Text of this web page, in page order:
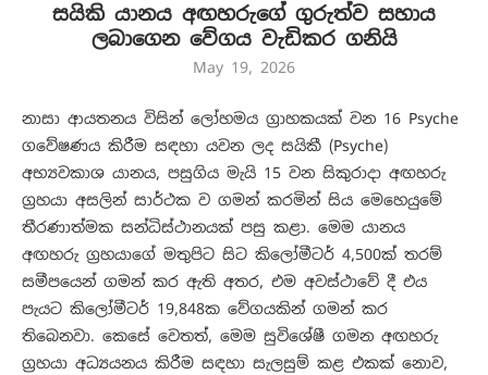
සයිකි යානය අඟහරුගේ ගුරුත්ව සහාය
ලබාගෙන වේගය වැඩිකර ගනියි
May 19, 2026
නාසා ආයතනය විසින් ලෝහමය ග්‍රාහකයක් වන 16 Psyche
ගවේෂණය කිරීම සඳහා යවන ලද සයිකී (Psyche)
අභ්‍යවකාශ යානය, පසුගිය මැයි 15 වන සිකුරාදා අඟහරු
ග්‍රහයා අසලින් සාර්ථක ව ගමන් කරමින් සිය මෙහෙයුමේ
තීරණාත්මක සන්ධිස්ථානයක් පසු කළා. මෙම යානය
අඟහරු ග්‍රහයාගේ මතුපිට සිට කිලෝමීටර් 4,500ක් තරම්
සමීපයෙන් ගමන් කර ඇති අතර, එම අවස්ථාවේ දී එය
පැයට කිලෝමීටර් 19,848ක වේගයකින් ගමන් කර
තිබෙනවා. කෙසේ වෙතත්, මෙම සුවිශේෂී ගමන අඟහරු
ග්‍රහයා අධ්‍යයනය කිරීම සඳහා සැලසුම් කළ එකක් නොව,